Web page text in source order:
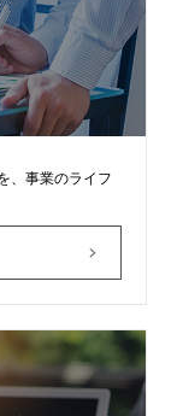
、事業のライフ